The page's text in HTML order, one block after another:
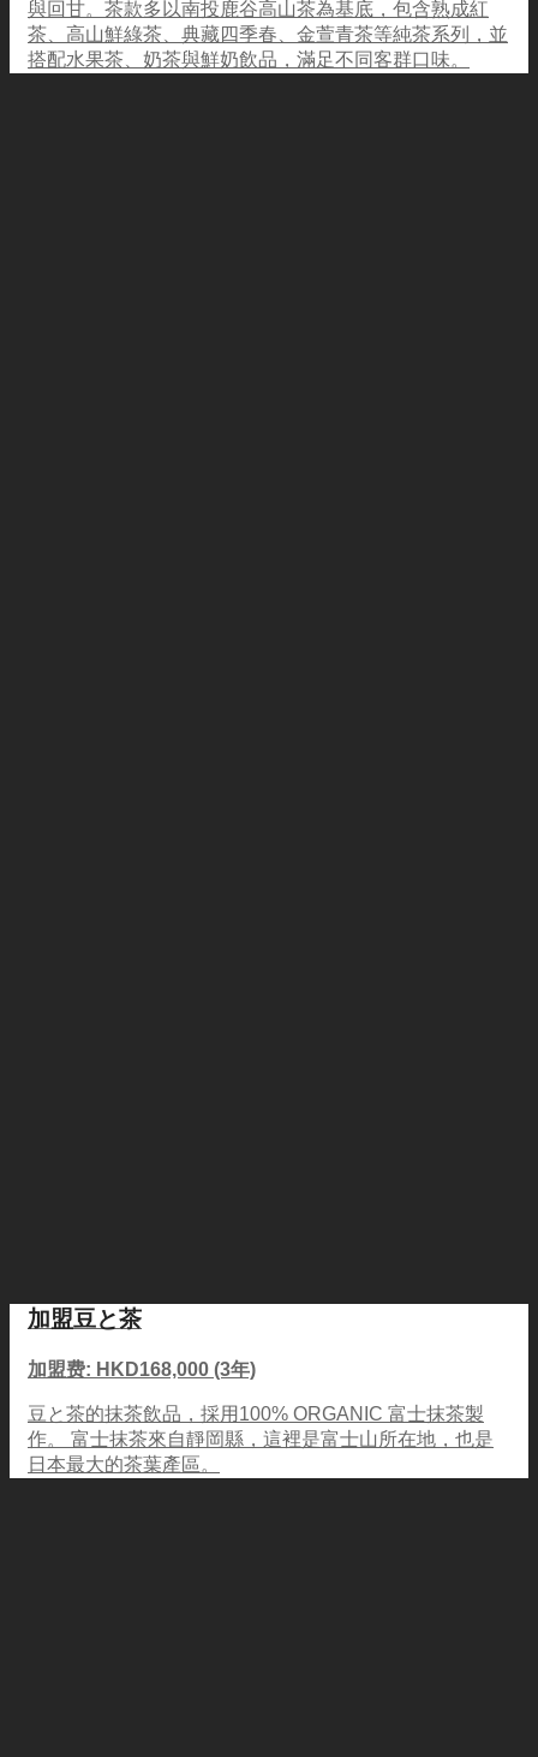
與回甘。茶款多以南投鹿谷高山茶為基底，包含熟成紅
茶、高山鮮綠茶、典藏四季春、金萱青茶等純茶系列，並
搭配水果茶、奶茶與鮮奶飲品，滿足不同客群口味。
加盟豆と茶
加盟费: HKD168,000 (3年)
豆と茶的抹茶飲品，採用100% ORGANIC 富士抹茶製
作。 富士抹茶來自靜岡縣，這裡是富士山所在地，也是
日本最大的茶葉產區。